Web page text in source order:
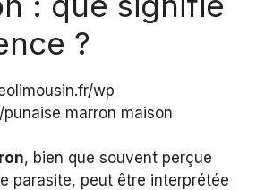
?
, bien que souvent perçue
parasite, peut être interprétée